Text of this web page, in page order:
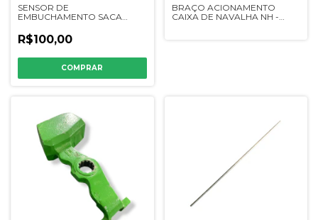
SENSOR DE
EMBUCHAMENTO SACA
/ DQ50943
R$100,00
BRAÇO ACIONAMENTO
CAIXA DE NAVALHA NH -